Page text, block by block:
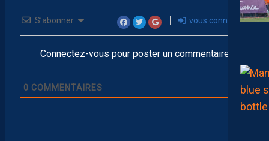
S’abonner vous connecter
Connectez-vous pour poster un commentaire
0 COMMENTAIRES